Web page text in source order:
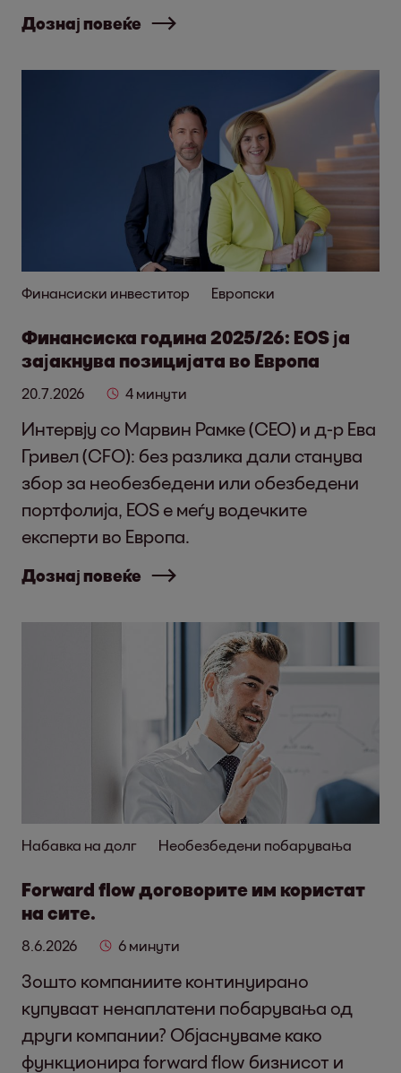
Дознај повеќе
Финансиски инвеститор Европски
Финансиска година 2025/26: EOS ја
зајакнува позицијата во Европа
20.7.2026 4 минути
Интервју со Марвин Рамке (CEO) и д-р Ева
Гривел (CFO): без разлика дали станува
збор за необезбедени или обезбедени
портфолија, EOS е меѓу водечките
експерти во Европа.
Дознај повеќе
Набавка на долг Необезбедени побарувања
Forward flow договорите им користат
на сите.
8.6.2026 6 минути
Зошто компаниите континуирано
купуваат ненаплатени побарувања од
други компании? Објаснуваме како
функционира forward flow бизнисот и